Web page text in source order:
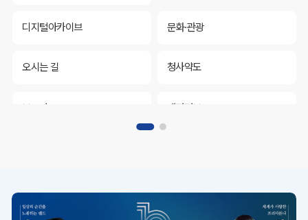
디지털아카이브 문화·관광
오시는 길 청사약도
보도자료 재정정보